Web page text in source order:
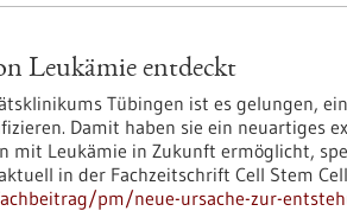
Leukämie entdeckt
Tübingen ist es gelungen,
Damit haben sie ein neuartiges
mit Leukämie in Zukunft ermöglicht,
in der Fachzeitschrift Cell Stem
pm/neue-ursache-zur-